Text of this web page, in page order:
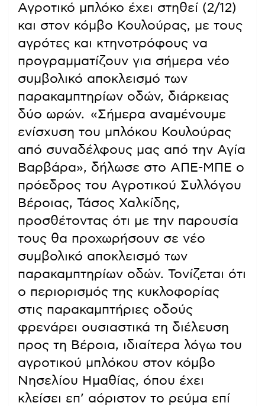
Αγροτικό μπλόκο έχει στηθεί (2/12)
και στον κόμβο Κουλούρας, με τους
αγρότες και κτηνοτρόφους να
προγραμματίζουν για σήμερα νέο
συμβολικό αποκλεισμό των
παρακαμπτηρίων οδών, διάρκειας
δύο ωρών. «Σήμερα αναμένουμε
ενίσχυση του μπλόκου Κουλούρας
από συναδέλφους μας από την Αγία
Βαρβάρα», δήλωσε στο ΑΠΕ-ΜΠΕ ο
πρόεδρος του Αγροτικού Συλλόγου
Βέροιας, Τάσος Χαλκίδης,
προσθέτοντας ότι με την παρουσία
τους θα προχωρήσουν σε νέο
συμβολικό αποκλεισμό των
παρακαμπτηρίων οδών. Τονίζεται ότι
ο περιορισμός της κυκλοφορίας
στις παρακαμπτήριες οδούς
φρενάρει ουσιαστικά τη διέλευση
προς τη Βέροια, ιδιαίτερα λόγω του
αγροτικού μπλόκου στον κόμβο
Νησελίου Ημαθίας, όπου έχει
κλείσει επ’ αόριστον το ρεύμα επί